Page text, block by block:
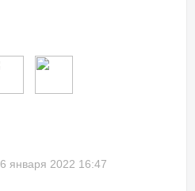
6 января 2022 16:47